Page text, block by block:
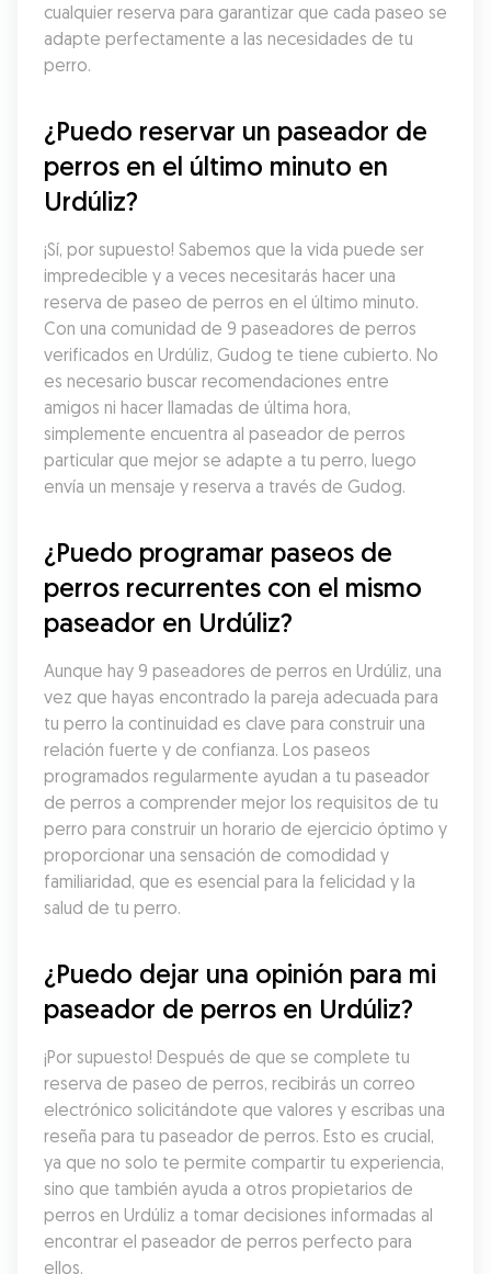
cualquier reserva para garantizar que cada paseo se
adapte perfectamente a las necesidades de tu
perro.
¿Puedo reservar un paseador de
perros en el último minuto en
Urdúliz?
¡Sí, por supuesto! Sabemos que la vida puede ser
impredecible y a veces necesitarás hacer una
reserva de paseo de perros en el último minuto.
Con una comunidad de 9 paseadores de perros
verificados en Urdúliz, Gudog te tiene cubierto. No
es necesario buscar recomendaciones entre
amigos ni hacer llamadas de última hora,
simplemente encuentra al paseador de perros
particular que mejor se adapte a tu perro, luego
envía un mensaje y reserva a través de Gudog.
¿Puedo programar paseos de
perros recurrentes con el mismo
paseador en Urdúliz?
Aunque hay 9 paseadores de perros en Urdúliz, una
vez que hayas encontrado la pareja adecuada para
tu perro la continuidad es clave para construir una
relación fuerte y de confianza. Los paseos
programados regularmente ayudan a tu paseador
de perros a comprender mejor los requisitos de tu
perro para construir un horario de ejercicio óptimo y
proporcionar una sensación de comodidad y
familiaridad, que es esencial para la felicidad y la
salud de tu perro.
¿Puedo dejar una opinión para mi
paseador de perros en Urdúliz?
¡Por supuesto! Después de que se complete tu
reserva de paseo de perros, recibirás un correo
electrónico solicitándote que valores y escribas una
reseña para tu paseador de perros. Esto es crucial,
ya que no solo te permite compartir tu experiencia,
sino que también ayuda a otros propietarios de
perros en Urdúliz a tomar decisiones informadas al
encontrar el paseador de perros perfecto para
ellos.